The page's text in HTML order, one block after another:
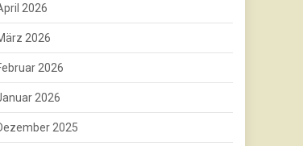
2026
2026
2026
2026
2025